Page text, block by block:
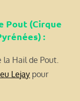
Pout (Cirque
:
la Hail de Pout.
Lejay pour